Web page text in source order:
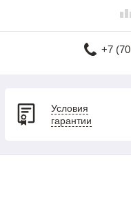
+7
Условия
гарантии